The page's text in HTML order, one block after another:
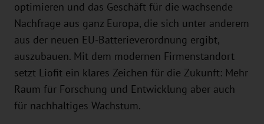
optimieren und das Geschäft für die wachsende
Nachfrage aus ganz Europa, die sich unter anderem
aus der neuen EU-Batterieverordnung ergibt,
auszubauen. Mit dem modernen Firmenstandort
setzt Liofit ein klares Zeichen für die Zukunft: Mehr
Raum für Forschung und Entwicklung aber auch
für nachhaltiges Wachstum.